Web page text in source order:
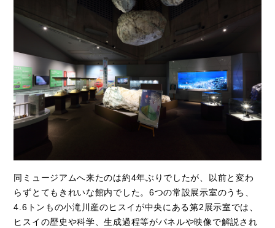
同ミュージアムへ来たのは約4年ぶりでしたが、以前と変わ
らずとてもきれいな館内でした。6つの常設展示室のうち、
4.6トンもの小滝川産のヒスイが中央にある第2展示室では、
ヒスイの歴史や科学、生成過程等がパネルや映像で解説され